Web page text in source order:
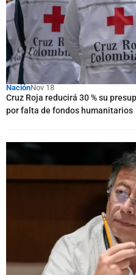
NaciónNov 18
Cruz Roja reducirá 30 % su
por falta de fondos humanitarios